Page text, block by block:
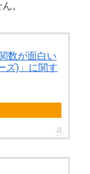
。
数が面白い
ズ)」に関す